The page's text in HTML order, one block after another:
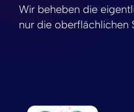
Wir beheben die
nur die oberflächlichen